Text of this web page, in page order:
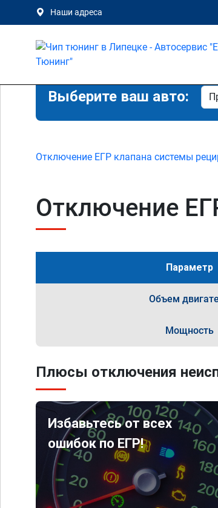
Наши адреса
Выберите ваш авто:
Отключение ЕГР клапана системы
Отключение
Параметр
Объем
Мощность
Плюсы отключения
Избавьтесь от всех
ошибок по ЕГР!